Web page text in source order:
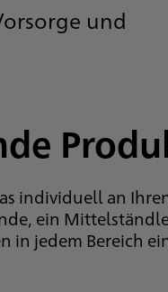
und
individuell an
ein
jedem Bereich